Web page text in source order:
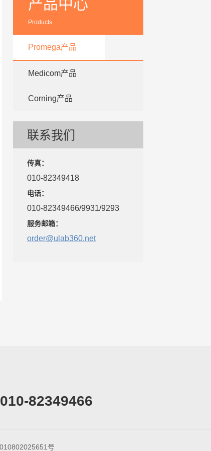
产品中心
Products
Promega产品
Medicom产品
Corning产品
联系我们
传真：
010-82349418
电话：
010-82349466/9931/9293
服务邮箱：
order@ulab360.net
010-82349466
号